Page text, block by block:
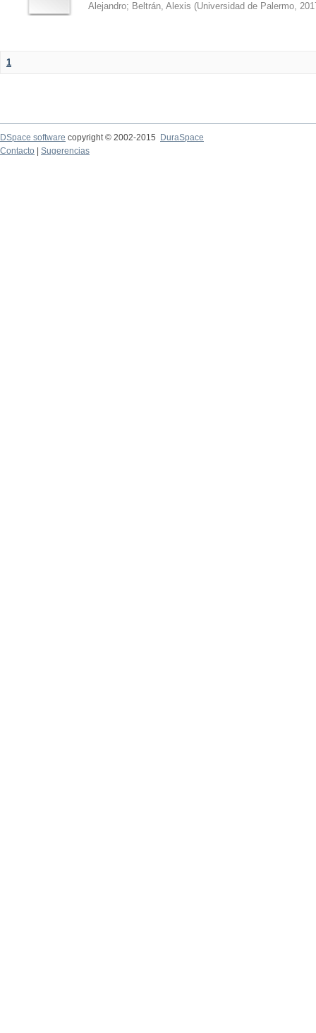
Alejandro; Beltrán, Alexis (Universidad de Palermo,
1
DSpace software copyright © 2002-2015
DuraSpace
Contacto
Sugerencias